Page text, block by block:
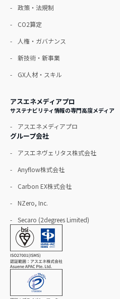
政策・法規制
CO2算定
人権・ガバナンス
新技術・新事業
GX人材・スキル
アスエネメディアプロ
サステナビリティ情報の専門高度メディア
アスエネメディアプロ
グループ会社
アスエネヴェリタス株式会社
Anyflow株式会社
Carbon EX株式会社
NZero, Inc.
Secaro (2degrees Limited)